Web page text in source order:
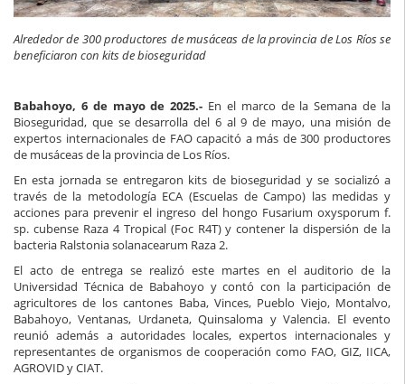
Alrededor de 300 productores de musáceas de la provincia de Los Ríos se
beneficiaron con kits de bioseguridad
Babahoyo, 6 de mayo de 2025.- En el marco de la Semana de la
Bioseguridad, que se desarrolla del 6 al 9 de mayo, una misión de
expertos internacionales de FAO capacitó a más de 300 productores
de musáceas de la provincia de Los Ríos.
En esta jornada se entregaron kits de bioseguridad y se socializó a
través de la metodología ECA (Escuelas de Campo) las medidas y
acciones para prevenir el ingreso del hongo Fusarium oxysporum f.
sp. cubense Raza 4 Tropical (Foc R4T) y contener la dispersión de la
bacteria Ralstonia solanacearum Raza 2.
El acto de entrega se realizó este martes en el auditorio de la
Universidad Técnica de Babahoyo y contó con la participación de
agricultores de los cantones Baba, Vinces, Pueblo Viejo, Montalvo,
Babahoyo, Ventanas, Urdaneta, Quinsaloma y Valencia. El evento
reunió además a autoridades locales, expertos internacionales y
representantes de organismos de cooperación como FAO, GIZ, IICA,
AGROVID y CIAT.